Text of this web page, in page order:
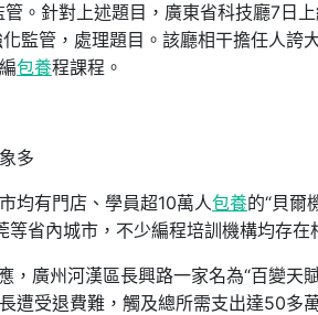
管。針對上述題目，廣東省科技廳7日
監管，處理題目。該廳相干擔任人誇
包養程課程。
多
均有門店、學員超10萬人包養的“貝爾
等省內城市，不少編程培訓機構均存在
，廣州河漢區長興路一家名為“百變天
遭受退費難，觸及總所需支出達50多